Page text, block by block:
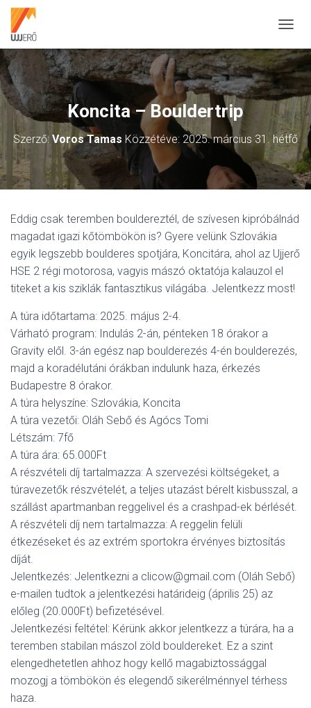
A
V
I
G
Á
C
I
Ó
B
E
I
P
S
A
Koncita – Bouldertrip
Szerző: Voros Tamas Közzétéve: 2025. március 31. hétfő
Eddig csak teremben bouldereztél, de szívesen kipróbálnád
magadat igazi kőtömbökön is? Gyere velünk Szlovákia
egyik legszebb boulderes spotjára, Koncitára, ahol az Ujjerő
HSE 2 régi motorosa, vagyis mászó oktatója kalauzol el
titeket a kis sziklák fantasztikus világába. Jelentkezz most!
A túra időtartama: 2025. május 2-4.
Várható program: Indulás 2-án, pénteken 18 órakor a
Gravity elől. 3-án egész nap boulderezés 4-én boulderezés,
majd a koradélutáni órákban indulunk haza, érkezés
Budapestre 8 órakor.
A túra helyszíne: Szlovákia, Koncita
A túra vezetői: Oláh Sebő és Agócs Tomi
Létszám: 7fő
A túra ára: 65.000Ft
A részvételi díj tartalmazza: A szervezési költségeket, a
túravezetők részvételét, a teljes utazást bérelt kisbusszal, a
szállást apartmanban reggelivel és a crashpad-ek bérlését.
A részvételi díj nem tartalmazza: A reggelin felüli
étkezéseket és az extrém sportokra érvényes biztosítás
díját.
Jelentkezés: Jelentkezni a clicow@gmail.com (Oláh Sebő)
e-mailen tudtok a jelentkezési határideig (április 25) az
előleg (20.000Ft) befizetésével.
Jelentkezési feltétel: Kérünk akkor jelentkezz a túrára, ha a
teremben stabilan mászol zöld bouldereket. Ez a szint
elengedhetetlen ahhoz hogy kellő magabiztossággal
mozogj a tömbökön és elegendő sikerélménnyel térhess
haza.